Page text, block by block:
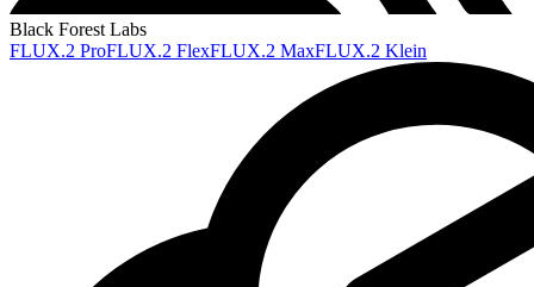
Black Forest Labs
FLUX.2 ProFLUX.2 FlexFLUX.2 MaxFLUX.2 Klein